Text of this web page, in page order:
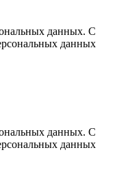
данных. С
данных
данных. С
данных